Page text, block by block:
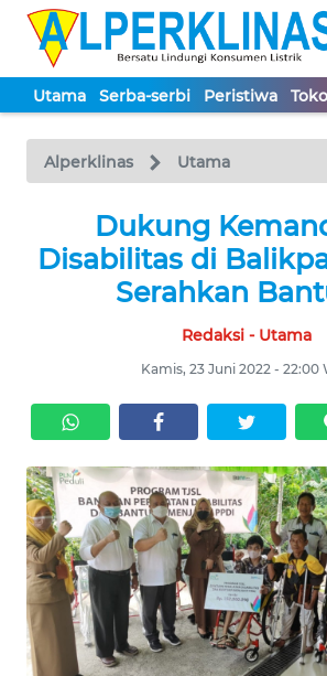
Utama Serba-serbi Peristiwa
Alperklinas Utama
Dukung
Disabilitas di
Serahkan
Redaksi - Utama
Kamis, 23 Juni 2022 - 22:00
TV
Tutup
TOKOH
Informasi
INDEKS
BERITA
KONTAK
KAMI